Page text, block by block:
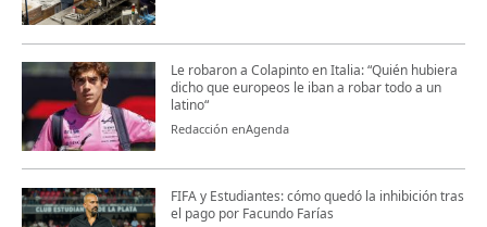
Le robaron a Colapinto en Italia: “Quién hubiera
dicho que europeos le iban a robar todo a un
latino“
Redacción enAgenda
FIFA y Estudiantes: cómo quedó la inhibición tras
el pago por Facundo Farías